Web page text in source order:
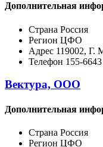
Дополнительная
Страна Россия
Регион ЦФО
Адрес 119002,
Телефон 155-6643
Вектура, ООО
Дополнительная
Страна Россия
Регион ЦФО